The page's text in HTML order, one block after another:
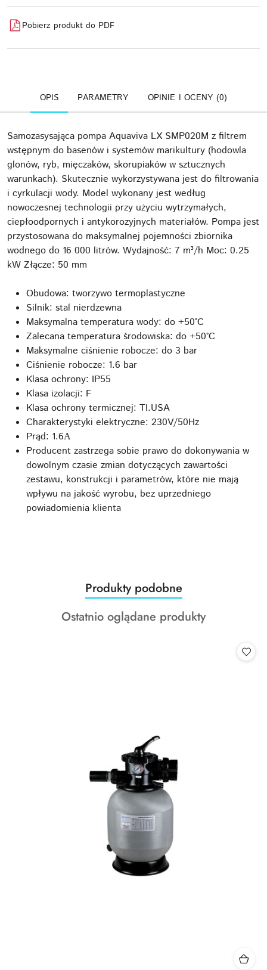
Pobierz produkt do PDF
OPIS PARAMETRY OPINIE I OCENY (0)
Samozasysająca pompa Aquaviva LX SMP020M z filtrem
wstępnym do basenów i systemów marikultury (hodowla
glonów, ryb, mięczaków, skorupiaków w sztucznych
warunkach). Skutecznie wykorzystywana jest do filtrowania
i cyrkulacji wody. Model wykonany jest według
nowoczesnej technologii przy użyciu wytrzymałych,
ciepłoodpornych i antykorozyjnych materiałów. Pompa jest
przystosowana do maksymalnej pojemności zbiornika
wodnego do 16 000 litrów. Wydajność: 7 m³/h Moc: 0.25
kW Złącze: 50 mm
Obudowa: tworzywo termoplastyczne
Silnik: stal nierdzewna
Maksymalna temperatura wody: do +50°C
Zalecana temperatura środowiska: do +50°C
Maksymalne ciśnienie robocze: do 3 bar
Ciśnienie robocze: 1.6 bar
Klasa ochrony: IP55
Klasa izolacji: F
Klasa ochrony termicznej: TI.USA
Charakterystyki elektryczne: 230V/50Hz
Prąd: 1.6А
Producent zastrzega sobie prawo do dokonywania w
dowolnym czasie zmian dotyczących zawartości
zestawu, konstrukcji i parametrów, które nie mają
wpływu na jakość wyrobu, bez uprzedniego
powiadomienia klienta
Pomiń karuzelę produktów
Produkty
o
statusie:
Produkty podobne
Produkty
Ostatnio oglądane produkty